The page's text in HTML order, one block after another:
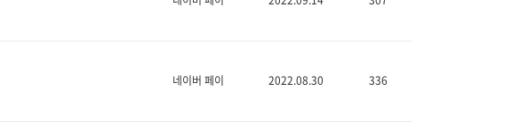
네이버 페이 2022.08.30 336